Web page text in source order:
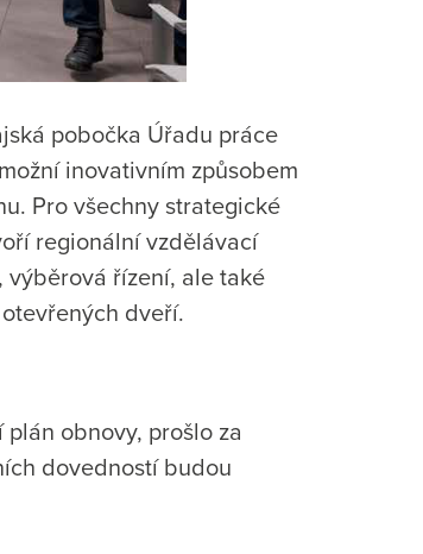
pobočka Úřadu práce
inovativním způsobem
Pro všechny strategické
regionální vzdělávací
výběrová řízení, ale také
dveří.
obnovy, prošlo za
dovedností budou